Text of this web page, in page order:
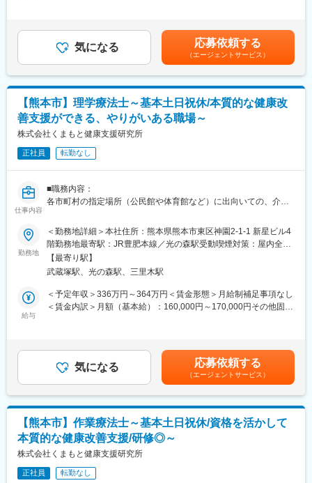
【施策の導入】対象地域に住む高齢者に向けたワークショップな
どを実施します。※壇上に立っていただく場合もあります。
のやりがいです。
・地方公共団体が3年に1度を行う計画策定において当社が委託さ
れコンサルティングを行っています。データ分析については、社
内の専門部隊がおりますので、フロントに立っていただき、プロ
ジェクト全体の管理を行っていただくことがミッションです。
■部署の特徴：現職、40代男性が担当しており20年以上の市町村
とのやり取りに熟練した社員です。ご入社後については同社員に
同行していただきながら市町村への提案や福祉に関する知識を学
んでいただきます。
■当社の特徴：
づくりと予防医学の推進に取り組んでおります。さらに「よき支
援者であること」を人材育成の方針として据え、積極的に人材を
採用し、健康づくり支援者として育成を行っており、健康長寿関
連産業分野における雇用の創出にも寄与しております。当社が提
というエンパワメントの精神です。地域住民を「元気にする」こ
とでサービス対価をいただき、事業を運営しております。中で
デル」は、経済産業省や厚生労働省で評価をいただいておりま
す。
変更の範囲：会社の定める業務
安の金額であり、選考を通じて上下する可能性があります。月給
(月額)は固定手当を含めた表記です。
気になる 応募依頼する
（エージェントサービス）
【熊本市】理学療法士～基本土日祝休/本質的な健康改
善支援ができる、やりがいある職場～
株式会社くまもと健康支援研究所
正社員 転勤なし
仕事内容
■職務内容：
各市町村の指定場所（公民館や体育館など）に出向いての、介護
・事業時開始の利用者様の健康状態を調べ、プラグラム実施後に
そのくらい改善ができたかを報告書にまとめます。
・利用者様によっては、ご自宅へスポットで訪問リハビリ支援を
行います。
・福祉用具の導入支援の実施：ご自宅に訪問して予防の観点から
歩行訓練で必要な手すりなど予防の視点で必要な際は導入支援を
行うケースもございます。
■特徴：
・プロジェクト内での立ち位置としてフロントに立ったディレク
ションを行うことができる、地域の高齢者における保健・健康支
れコンサルティングを行っています。データ分析については、社
内の専門部隊がおりますので、フロントに立っていただき、プロ
ジェクト全体の管理を行っていただくことがミッションです。
■部署の特徴：同事業にはパートアルバイト含め150名程度が就業
しております。市町村から委託を受け、健康促進講話や健康診断
などの業務をはじめ、社会貢献度の高い就業内容です、ご入社後
勤務地
＜勤務地詳細＞本社住所：熊本県熊本市東区神園2-1-1 新星ビル4
階勤務地最寄駅：JR豊肥本線／光の森駅受動喫煙対策：屋内全面
禁煙変更の範囲：無
【最寄り駅】
武蔵塚駅、光の森駅、三里木駅
給与
＜予定年収＞336万円～364万円＜賃金形態＞月給制補足事項なし
＜賃金内訳＞月額（基本給）：160,000円～170,000円その他固定
含む）＜昇給有無＞有＜残業手当＞有＜給与補足＞※給与詳細は経
験年数などを考慮し決定します。■昇給：年1回■賞与：年1回(0～
1,200,000円[過去実績]：勤続1年経過後から支給対象)賃金はあく
までも目安の金額であり、選考を通じて上下する可能性がありま
す。月給(月額)は固定手当を含めた表記です。
気になる 応募依頼する
（エージェントサービス）
【熊本市】作業療法士～基本土日祝休/資格を活かして
本質的な健康改善支援/研修◎～
株式会社くまもと健康支援研究所
正社員 転勤なし